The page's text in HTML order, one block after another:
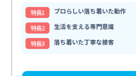
特⻑1
プロらしい落ち着いた動作
特⻑2
生活を支える専門意識
特⻑3
落ち着いた丁寧な接客